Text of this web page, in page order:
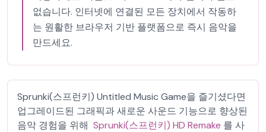
없습니다. 인터넷에 연결된 모든 장치에서 작동하
는 원활한 브라우저 기반 플랫폼으로 즉시 음악을
만드세요.
Sprunki(스프런키) Untitled Music Game을 즐기셨다면
업그레이드된 그래픽과 새로운 사운드 기능으로 향상된
음악 경험을 위해 Sprunki(스프런키) HD Remake 를 사